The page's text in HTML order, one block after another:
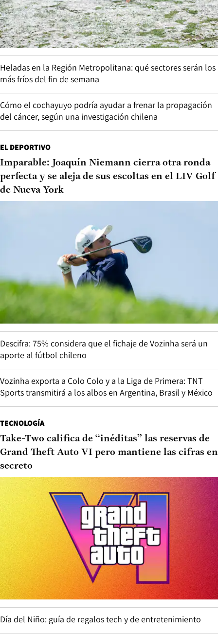
Heladas en la Región Metropolitana: qué sectores serán los
más fríos del fin de semana
Cómo el cochayuyo podría ayudar a frenar la propagación
del cáncer, según una investigación chilena
EL DEPORTIVO
Imparable: Joaquín Niemann cierra otra ronda
perfecta y se aleja de sus escoltas en el LIV Golf
de Nueva York
Descifra: 75% considera que el fichaje de Vozinha será un
aporte al fútbol chileno
Vozinha exporta a Colo Colo y a la Liga de Primera: TNT
Sports transmitirá a los albos en Argentina, Brasil y México
TECNOLOGÍA
Take-Two califica de “inéditas” las reservas de
Grand Theft Auto VI pero mantiene las cifras en
secreto
Día del Niño: guía de regalos tech y de entretenimiento